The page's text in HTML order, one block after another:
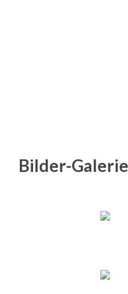
Bilder-